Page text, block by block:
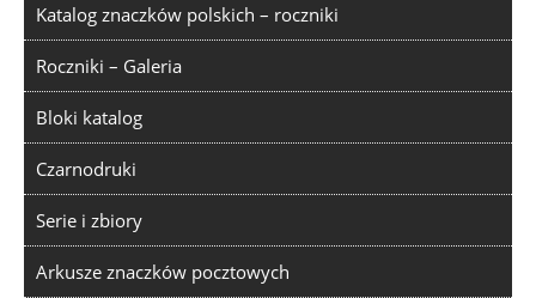
Katalog znaczków polskich – roczniki
Roczniki – Galeria
Bloki katalog
Czarnodruki
Serie i zbiory
Arkusze znaczków pocztowych